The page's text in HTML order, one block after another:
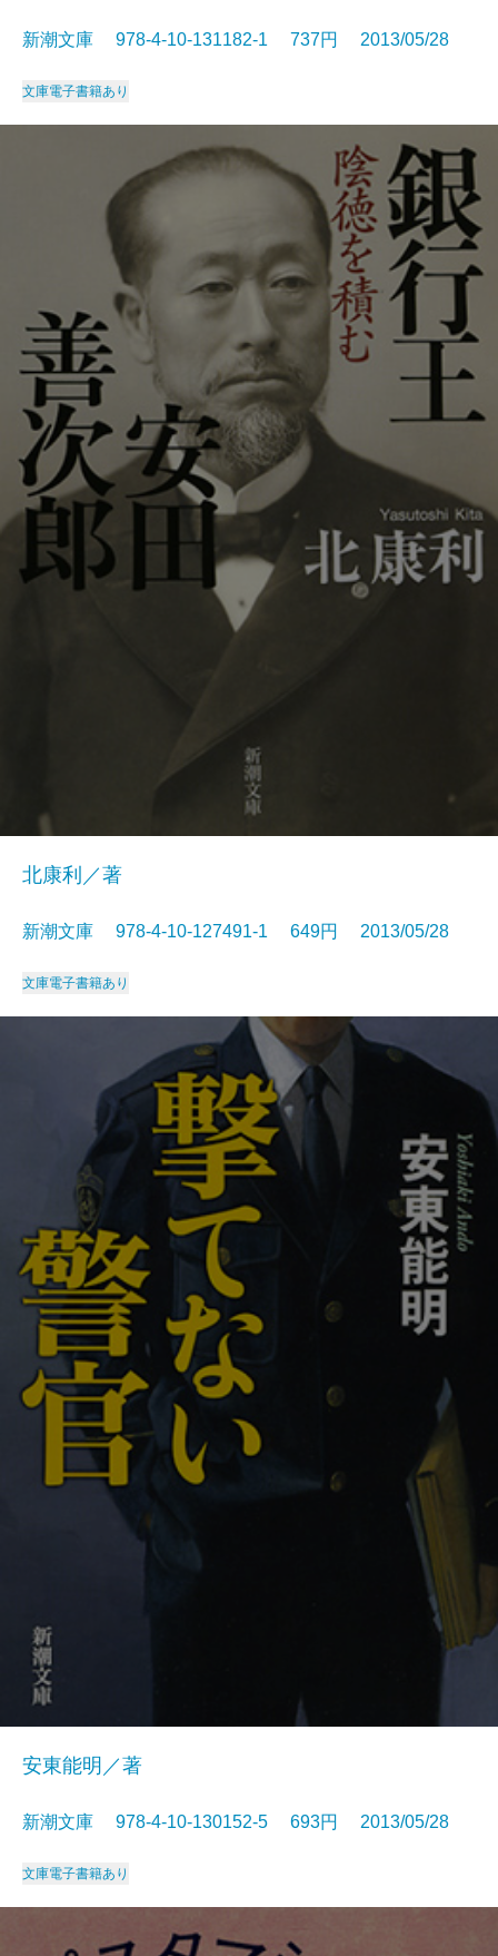
新潮文庫 978-4-10-131182-1 737円 2013/05/28
文庫電子書籍あり
北康利／著
新潮文庫 978-4-10-127491-1 649円 2013/05/28
文庫電子書籍あり
安東能明／著
新潮文庫 978-4-10-130152-5 693円 2013/05/28
文庫電子書籍あり